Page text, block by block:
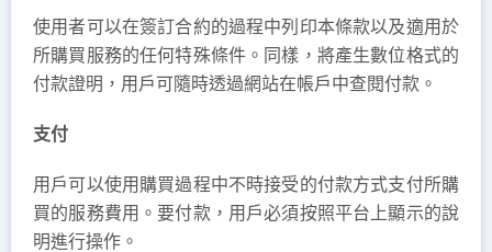
使用者可以在簽訂合約的過程中列印本條款以及適用於
所購買服務的任何特殊條件。同樣，將產生數位格式的
付款證明，用戶可隨時透過網站在帳戶中查閱付款。
支付
用戶可以使用購買過程中不時接受的付款方式支付所購
買的服務費用。要付款，用戶必須按照平台上顯示的說
明進行操作。